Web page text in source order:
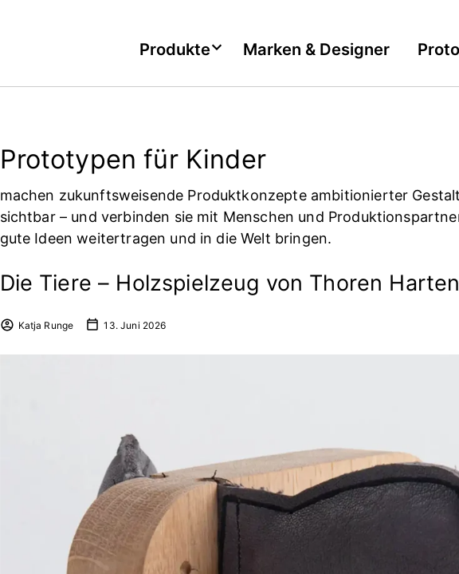
Produkte Marken & Designer
Prototypen für Kinder
machen zukunftsweisende Produktkonzepte ambitionierter
sichtbar – und verbinden sie mit Menschen und
gute Ideen weitertragen und in die Welt bringen.
Die Tiere – Holzspielzeug von Thoren
Katja Runge 13. Juni 2026